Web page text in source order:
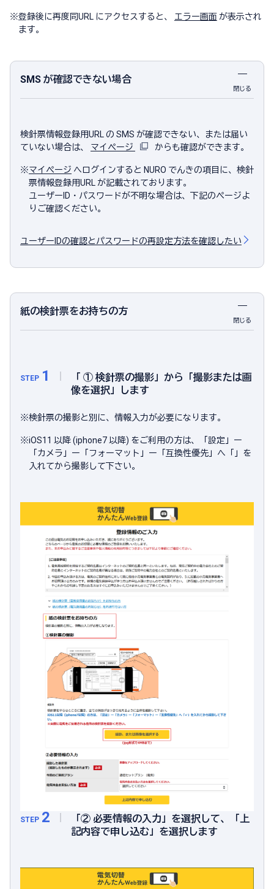
※登録後に再度同URL にアクセスすると、 エラー画面 が表示され
ます。
SMS が確認できない場合
閉じる
検針票情報登録用URL の SMS が確認できない、または届い
ていない場合は、 マイページ からも確認ができます。
※マイページ へログインすると NURO でんきの項目に、検針
票情報登録用URL が記載されております。
ユーザーID・パスワードが不明な場合は、下記のページよ
りご確認ください。
ユーザーIDの確認とパスワードの再設定方法を確認したい
紙の検針票をお持ちの方
閉じる
STEP 1
「 ① 検針票の撮影」から「撮影または画
像を選択」します
※検針票の撮影と別に、情報入力が必要になります。
※iOS11 以降 (iphone7 以降) をご利用の方は、「設定」ー
「カメラ」ー「フォーマット」ー「互換性優先」へ「」を
入れてから撮影して下さい。
STEP 2
「② 必要情報の入力」を選択して、「上
記内容で申し込む」を選択します